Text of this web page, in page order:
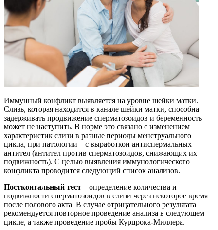
Иммунный конфликт выявляется на уровне шейки матки.
Слизь, которая находится в канале шейки матки, способна
задерживать продвижение сперматозоидов и беременность
может не наступить. В норме это связано с изменением
характеристик слизи в разные периоды менструального
цикла, при патологии – с выработкой антиспермальных
антител (антител против сперматозоидов, снижающих их
подвижность). С целью выявления иммунологического
конфликта проводится следующий список анализов.
Посткоитальный тест – определение количества и
подвижности сперматозоидов в слизи через некоторое время
после полового акта. В случае отрицательного результата
рекомендуется повторное проведение анализа в следующем
цикле, а также проведение пробы Курцрока-Миллера.